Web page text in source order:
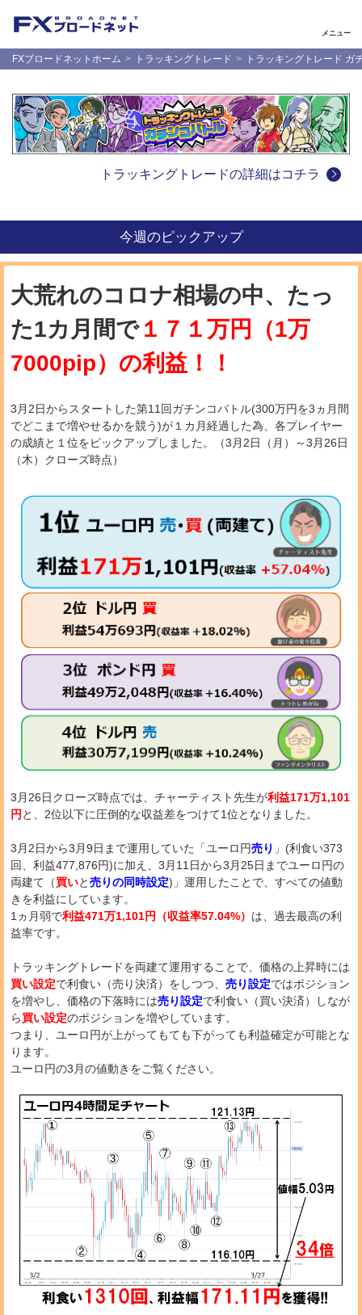
メニュー
FXブロードネットホーム トラッキングトレード トラッキングトレード ガ
トラッキングトレードの詳細はコチラ
今週のピックアップ
大荒れのコロナ相場の中、たっ
た1カ月間で１７１万円（1万
7000pip）の利益！！
3月2日からスタートした第11回ガチンコバトル(300万円を3ヵ月間
でどこまで増やせるかを競う)が１カ月経過した為、各プレイヤー
の成績と１位をピックアップしました。（3月2日（月）～3月26日
（木）クローズ時点）
3月26日クローズ時点では、チャーティスト先生が利益171万1,101
円 と、2位以下に圧倒的な収益差をつけて1位となりました。
3月2日から3月9日まで運用していた「ユーロ円売り 」(利食い373
回、利益477,876円)に加え、3月11日から3月25日までユーロ円の
両建て（買いと売りの同時設定)」運用したことで、すべての値動
きを利益にしています。
1ヵ月弱で利益471万1,101円（収益率57.04%） は、過去最高の利
益率です。
トラッキングトレードを両建て運用することで、価格の上昇時には
買い設定で利食い（売り決済）をしつつ、 売り設定ではポジション
を増やし、価格の下落時には売り設定で利食い（買い決済）しなが
ら買い設定のポジションを増やしています。
つまり、ユーロ円が上がってもても下がっても利益確定が可能とな
ります。
ユーロ円の3月の値動きをご覧ください。